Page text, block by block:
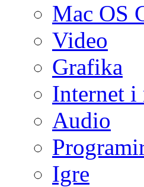
Mac OS
Video
Grafika
Internet i
Audio
Igre